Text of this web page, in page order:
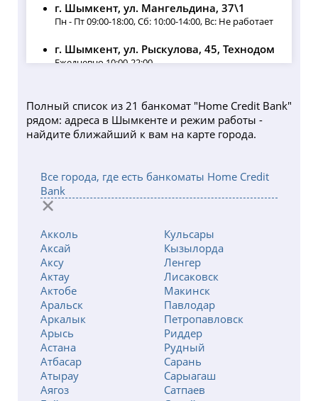
г. Шымкент, ул. Мангельдина, 37\1
Пн - Пт 09:00-18:00, Сб: 10:00-14:00, Вс: Не работает
г. Шымкент, ул. Рыскулова, 45, Технодом
Ежедневно 10:00-22:00
Ежедневно 10:00-22:00
г.Аксукент, ул.Жибек Жолы 58, Эврика
г.Шымкент, Микрорайон 16, дом 43
Пн - Пт 09:00-18:00, Сб: 10:00-14:00, Вс: Не работает
Пн - Пт 10:00-22:00, Выходные Не работает
г.Шымкент, ул.Байтурсынова, 59/3
Пн - Пт 09:00-18:00, Сб: 10:00-14:00, Вс: Не работает
г.Шымкент, ул.Жангельдина 12А,
Технодом
Ежедневно 10:00-21:00
г.Шымкент, ул.Жангельдина 15, Эврика
Ежедневно 10:00-21:00
Полный список из 21 банкомат "Home Credit Bank"
рядом: адреса в Шымкенте и режим работы -
найдите ближайший к вам на карте города.
Все города, где есть банкоматы Home Credit
Bank
Акколь
Аксай
Аксу
Актау
Актобе
Аральск
Аркалык
Арысь
Астана
Атбасар
Атырау
Аягоз
Кульсары
Кызылорда
Ленгер
Лисаковск
Макинск
Павлодар
Петропавловск
Риддер
Рудный
Сарань
Сарыагаш
Сатпаев